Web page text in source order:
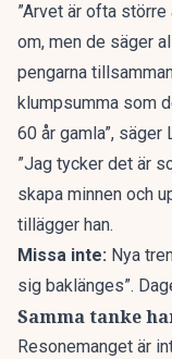
”Arvet är ofta större
om, men de säger
pengarna
klumpsumma som
60 år gamla”, säger
”Jag tycker det är
skapa minnen och
tillägger han.
Missa inte: Nya
sig baklänges”.
Samma tanke
Resonemanget är